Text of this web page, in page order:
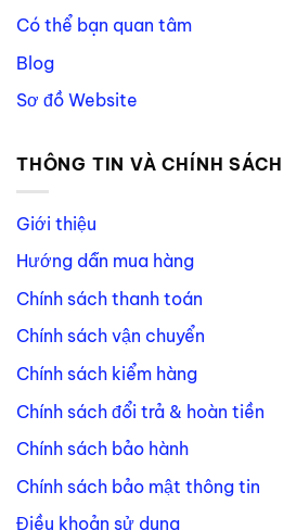
Có thể bạn quan tâm
Blog
Sơ đồ Website
THÔNG TIN VÀ CHÍNH SÁCH
Giới thiệu
Hướng dẫn mua hàng
Chính sách thanh toán
Chính sách vận chuyển
Chính sách kiểm hàng
Chính sách đổi trả & hoàn tiền
Chính sách bảo hành
Chính sách bảo mật thông tin
Điều khoản sử dụng